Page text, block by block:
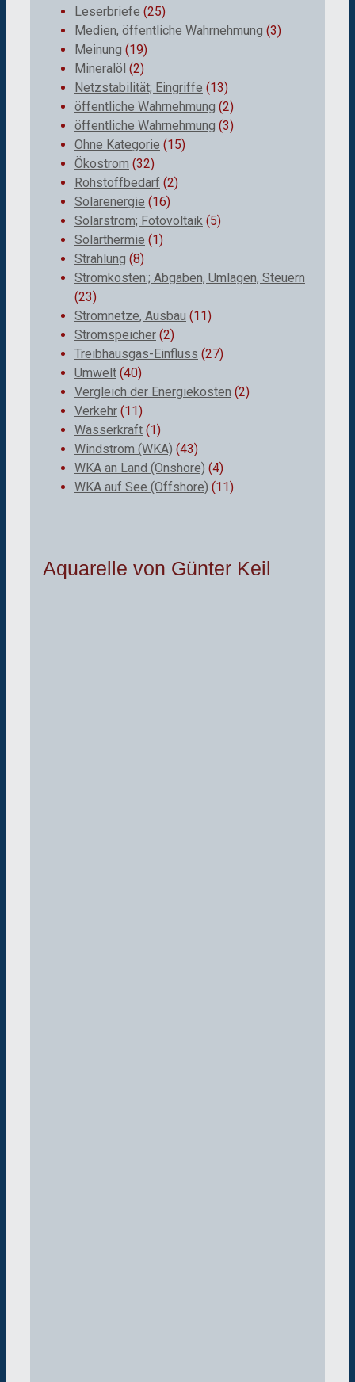
Leserbriefe (25)
Medien, öffentliche Wahrnehmung (3)
Meinung (19)
Mineralöl (2)
Netzstabilität; Eingriffe (13)
öffentliche Wahrnehmung (2)
öffentliche Wahrnehmung (3)
Ohne Kategorie (15)
Ökostrom (32)
Rohstoffbedarf (2)
Solarenergie (16)
Solarstrom; Fotovoltaik (5)
Solarthermie (1)
Strahlung (8)
Stromkosten:; Abgaben, Umlagen, Steuern
(23)
Stromnetze, Ausbau (11)
Stromspeicher (2)
Treibhausgas-Einfluss (27)
Umwelt (40)
Vergleich der Energiekosten (2)
Verkehr (11)
Wasserkraft (1)
Windstrom (WKA) (43)
WKA an Land (Onshore) (4)
WKA auf See (Offshore) (11)
Aquarelle von Günter Keil